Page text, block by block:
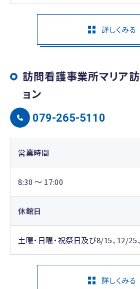
詳しくみる
訪問看護事業所マリア
ョン
079-265-5110
営業時間
8:30 ～ 17:00
休館日
土曜・日曜・祝祭日及び8/15、12/
詳しくみる